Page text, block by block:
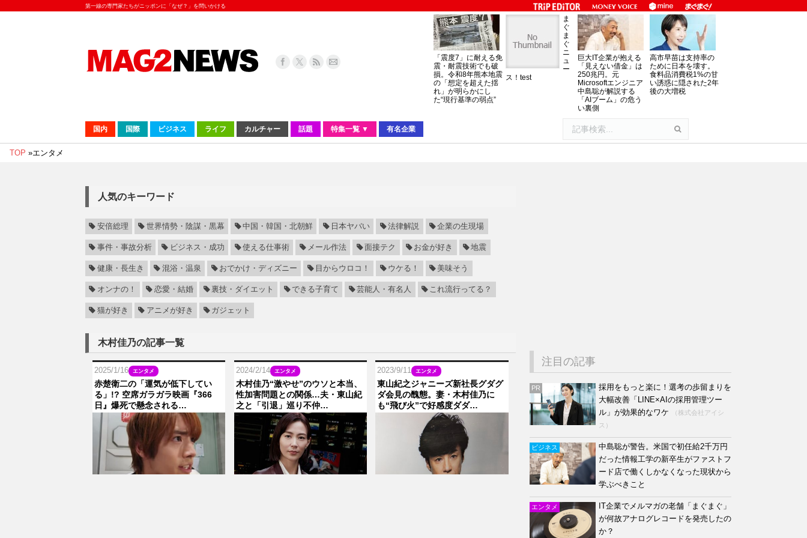
第一線の専門家たちがニッポンに「なぜ？」を問いかける
「震度7」に耐える免
震・耐震技術でも破
損。令和8年熊本地震
の「想定を超えた揺
れ」が明らかにし
た“現行基準の弱点”
ま
ぐ
ま
ぐ
ニ
ュ
ー
ス！test
巨大IT企業が抱える
「見えない借金」は
250兆円。元
Microsoftエンジニア
中島聡が解説する
「AIブーム」の危う
い裏側
高市早苗は支持率の
ために日本を壊す。
食料品消費税1%の甘
い誘惑に隠された2年
後の大増税
国内 国際 ビジネス ライフ カルチャー 話題 特集一覧 ▼ 有名企業
TOP »エンタメ
人気のキーワード
安倍総理 世界情勢・陰謀・黒幕 中国・韓国・北朝鮮 日本ヤバい 法律解説 企業の生現場
事件・事故分析 ビジネス・成功 使える仕事術 メール作法 面接テク お金が好き 地震
健康・長生き 混浴・温泉 おでかけ・ディズニー 目からウロコ！ ウケる！ 美味そう
オンナの！ 恋愛・結婚 裏技・ダイエット できる子育て 芸能人・有名人 これ流行ってる？
猫が好き アニメが好き ガジェット
木村佳乃の記事一覧
2025/1/16 エンタメ
赤楚衛二の「運気が低下してい
る」!? 空席ガラガラ映画『366
日』爆死で懸念される…
2024/2/14 エンタメ
木村佳乃“激やせ”のウソと本当、
性加害問題との関係…夫・東山紀
之と「引退」巡り不仲…
2023/9/11 エンタメ
東山紀之ジャニーズ新社長グダグ
ダ会見の醜態。妻・木村佳乃に
も“飛び火”で好感度ダダ…
注目の記事
PR
採用をもっと楽に！選考の歩留まりを
大幅改善「LINE×AIの採用管理ツー
ル」が効果的なワケ
（株式会社アイシ
ス）
ビジネス
中島聡が警告。米国で初任給2千万円
だった情報工学の新卒生がファストフ
ード店で働くしかなくなった現状から
学ぶべきこと
エンタメ
IT企業でメルマガの老舗「まぐまぐ」
が何故アナログレコードを発売したの
か？